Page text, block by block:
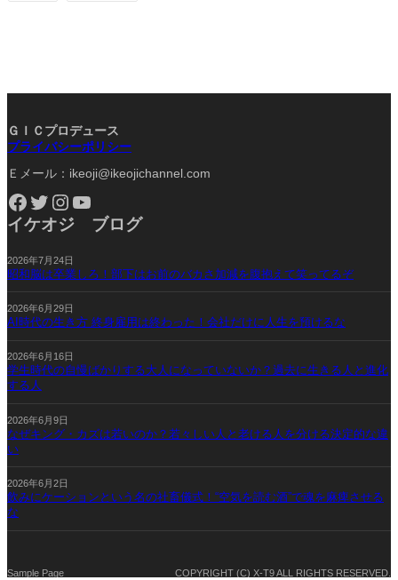
ＧＩＣプロデュース
プライバシーポリシー
Ｅメール：ikeoji@ikeojichannel.com
Facebook Twitter Instagram YouTube
イケオジ ブログ
2026年7月24日
昭和脳は卒業しろ！部下はお前のバカさ加減を腹抱えて笑ってるぞ
2026年6月29日
AI時代の生き方 終身雇用は終わった！会社だけに人生を預けるな
2026年6月16日
学生時代の自慢ばかりする大人になっていないか？過去に生きる人と進化
する人
2026年6月9日
なぜキング・カズは若いのか？若々しい人と老ける人を分ける決定的な違
い
2026年6月2日
飲みにケーションという名の社畜儀式！“空気を読む酒”で魂を麻痺させる
な
Sample Page COPYRIGHT (C) X-T9 ALL RIGHTS RESERVED.